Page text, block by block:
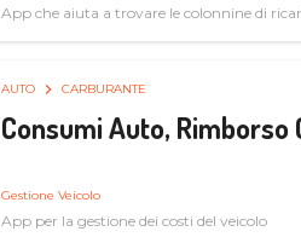
App che aiuta a trovare le colonnine di
AUTO CARBURANTE
Consumi Auto,
Gestione Veicolo
App per la gestione dei costi del veicolo